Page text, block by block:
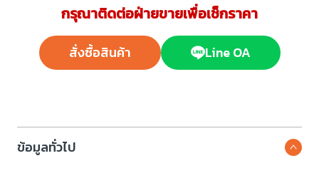
กรุณาติดต่อฝ่ายขายเพื่อเช็กราคา
สั่งซื้อสินค้า Line OA
ข้อมูลทั่วไป